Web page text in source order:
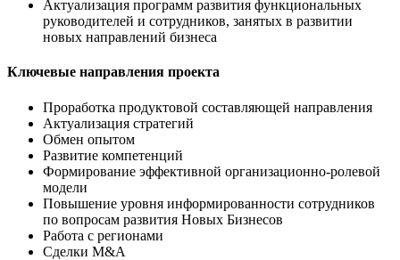
Актуализация программ развития функциональных
руководителей и сотрудников, занятых в развитии
новых направлений бизнеса
Ключевые направления проекта
Проработка продуктовой составляющей направления
Актуализация стратегий
Обмен опытом
Развитие компетенций
Формирование эффективной организационно-ролевой
модели
Повышение уровня информированности сотрудников
по вопросам развития Новых Бизнесов
Работа с регионами
Сделки M&A